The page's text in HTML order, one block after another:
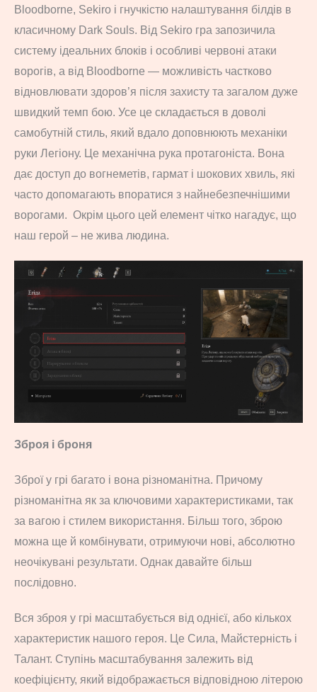
Bloodborne, Sekiro і гнучкістю налаштування білдів в
класичному Dark Souls. Від Sekiro гра запозичила
систему ідеальних блоків і особливі червоні атаки
ворогів, а від Bloodborne — можливість частково
відновлювати здоров’я після захисту та загалом дуже
швидкий темп бою. Усе це складається в доволі
самобутній стиль, який вдало доповнюють механіки
руки Легіону. Це механічна рука протагоніста. Вона
дає доступ до вогнеметів, гармат і шокових хвиль, які
часто допомагають впоратися з найнебезпечнішими
ворогами. Окрім цього цей елемент чітко нагадує, що
наш герой – не жива людина.
Зброя і броня
Зброї у грі багато і вона різноманітна. Причому
різноманітна як за ключовими характеристиками, так
за вагою і стилем використання. Більш того, зброю
можна ще й комбінувати, отримуючи нові, абсолютно
неочікувані результати. Однак давайте більш
послідовно.
Вся зброя у грі масштабується від однієї, або кількох
характеристик нашого героя. Це Сила, Майстерність і
Талант. Ступінь масштабування залежить від
коефіцієнту, який відображається відповідною літерою